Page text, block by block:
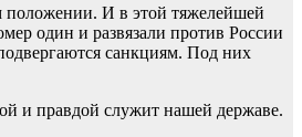
положении. И в этой тяжелейшей
один и развязали против России
санкциям. Под них
и правдой служит нашей державе.